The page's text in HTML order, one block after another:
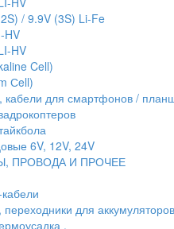
/ 9.9V (3S) Li-Fe
HV
HV
Cell)
Сell)
кабели для смартфонов /
6V, 12V, 24V
ПРОВОДА И ПРОЧЕЕ
для аккумуляторов
.